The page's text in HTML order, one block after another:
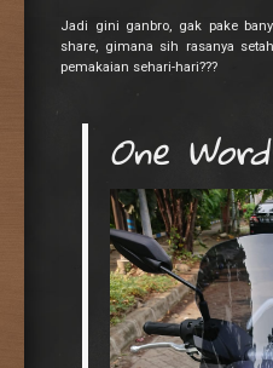
Jadi gini ganbro, gak pake
share, gimana sih rasanya
pemakaian sehari-hari???
One